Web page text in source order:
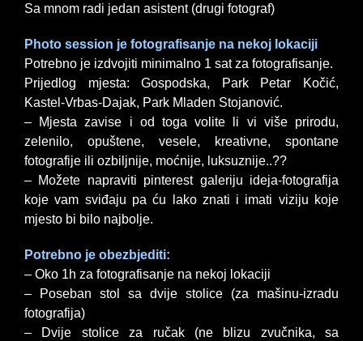
Sa mnom radi jedan asistent (drugi fotograf)
Photo session je fotografisanje na nekoj lokaciji
Potrebno je izdvojiti minimalno 1 sat za fotografisanje.
Prijedlog mjesta: Gospodska, Park Petar Kočić,
Kastel-Vrbas-Dajak, Park Mladen Stojanović.
– Mjesta zavise i od toga volite li vi više prirodu,
zelenilo, opuštene, vesele, kreativne, spontane
fotografije ili ozbiljnije, moćnije, luksuznije..??
– Možete napraviti pinterest galeriju ideja-fotografija
koje vam sviđaju pa ću lako znati i imati viziju koje
mjesto bi bilo najbolje.
Potrebno je obezbjediti:
– Oko 1h za fotografisanje na nekoj lokaciji
– Poseban stol sa dvije stolice (za mašinu-izradu
fotografija)
– Dvije stolice za ručak (ne blizu zvučnika, sa